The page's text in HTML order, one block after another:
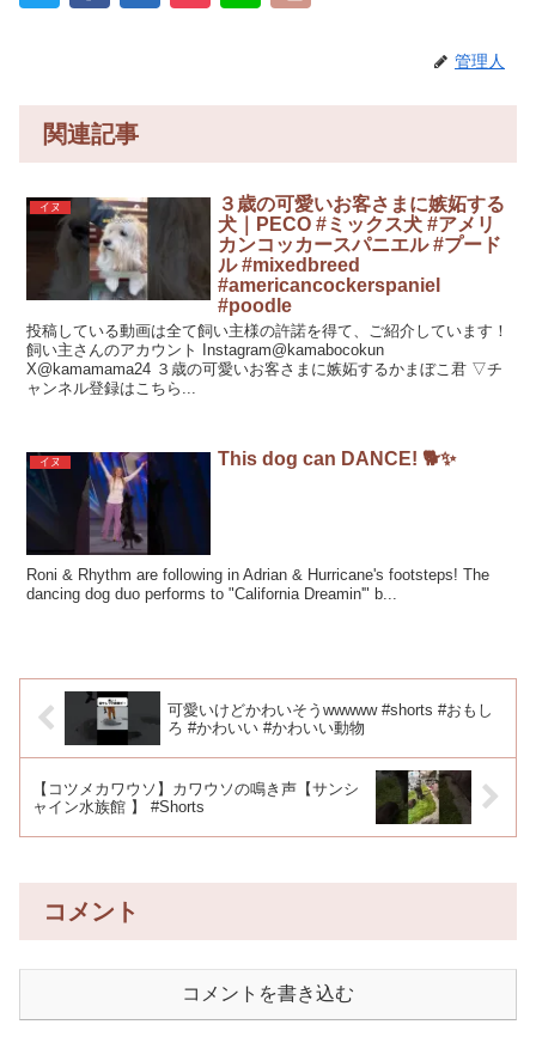
管理人
関連記事
イヌ
３歳の可愛いお客さまに嫉妬する
犬｜PECO #ミックス犬 #アメリ
カンコッカースパニエル #プード
ル #mixedbreed
#americancockerspaniel
#poodle
投稿している動画は全て飼い主様の許諾を得て、ご紹介しています！
飼い主さんのアカウント Instagram@kamabocokun
X@kamamama24 ３歳の可愛いお客さまに嫉妬するかまぼこ君 ▽チ
ャンネル登録はこちら...
イヌ This dog can DANCE! 🐕✨
Roni & Rhythm are following in Adrian & Hurricane's footsteps! The
dancing dog duo performs to "California Dreamin'" b...
可愛いけどかわいそうwwwww #shorts #おもし
ろ #かわいい #かわいい動物
【コツメカワウソ】カワウソの鳴き声【サンシ
ャイン水族館 】 #Shorts
コメント
コメントを書き込む